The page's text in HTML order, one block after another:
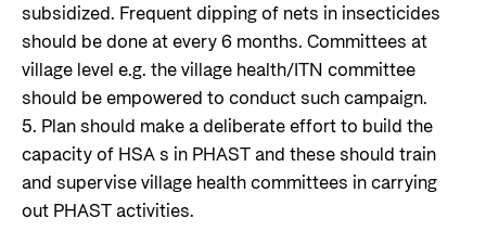
subsidized. Frequent dipping of nets in insecticides
should be done at every 6 months. Committees at
village level e.g. the village health/ITN committee
should be empowered to conduct such campaign.
5. Plan should make a deliberate effort to build the
capacity of HSA s in PHAST and these should train
and supervise village health committees in carrying
out PHAST activities.